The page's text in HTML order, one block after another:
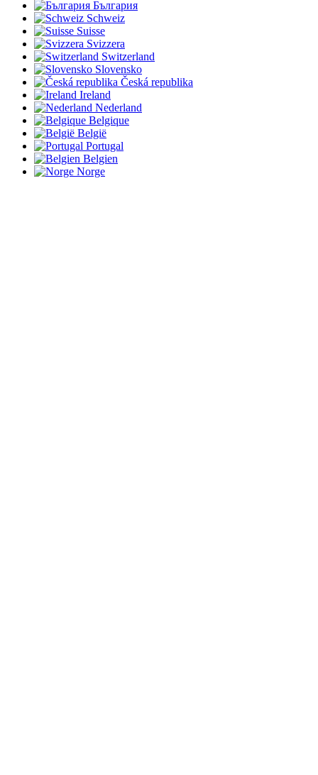
България
Schweiz
Suisse
Svizzera
Switzerland
Slovensko
Česká republika
Ireland
Nederland
Belgique
België
Portugal
Belgien
Norge